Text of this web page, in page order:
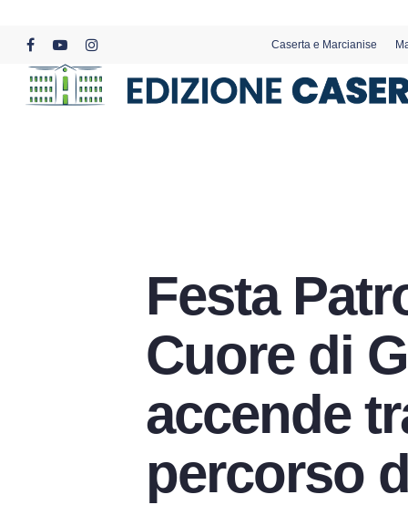
content
facebookyoutubeinstagram
Caserta e Marcianise
Festa
Cuore di
accende
percorso